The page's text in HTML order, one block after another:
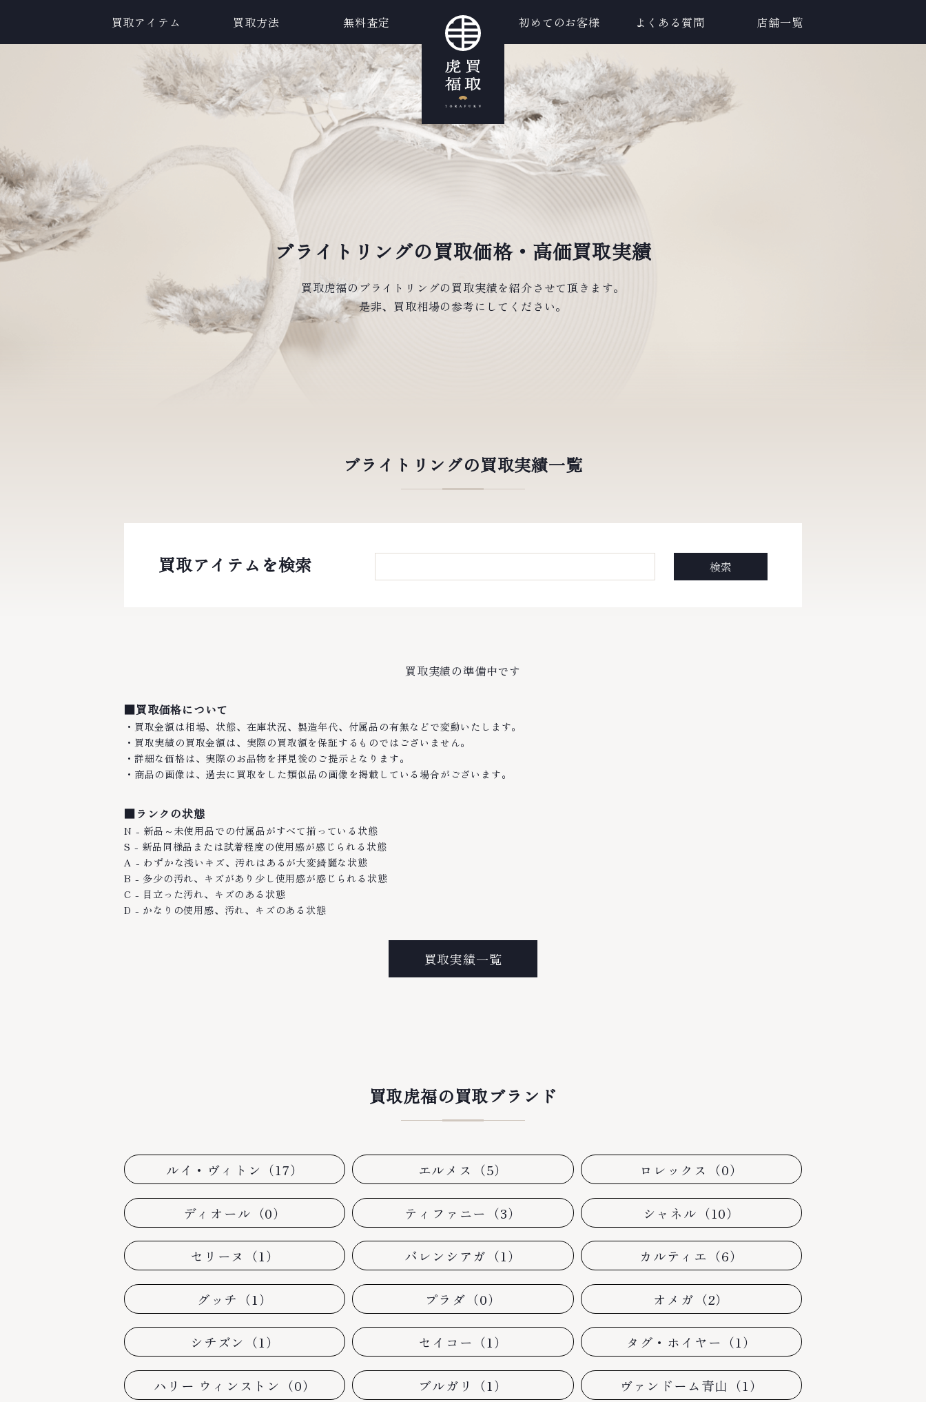
買取アイテム 買取方法 無料査定 初めてのお客様 よくある質問 店舗一覧
ブライトリングの買取価格・高価買取実績
買取虎福のブライトリングの買取実績を紹介させて頂きます。
是非、買取相場の参考にしてください。
ブライトリングの買取実績一覧
買取アイテムを検索
買取実績の準備中です
■買取価格について
・買取金額は相場、状態、在庫状況、製造年代、付属品の有無などで変動いたします。
・買取実績の買取金額は、実際の買取額を保証するものではございません。
・詳細な価格は、実際のお品物を拝見後のご提示となります。
・商品の画像は、過去に買取をした類似品の画像を掲載している場合がございます。
■ランクの状態
N - 新品～未使用品での付属品がすべて揃っている状態
S - 新品同様品または試着程度の使用感が感じられる状態
A - わずかな浅いキズ、汚れはあるが大変綺麗な状態
B - 多少の汚れ、キズがあり少し使用感が感じられる状態
C - 目立った汚れ、キズのある状態
D - かなりの使用感、汚れ、キズのある状態
買取実績一覧
買取虎福の買取ブランド
ルイ・ヴィトン（17） エルメス（5） ロレックス（0）
ディオール（0） ティファニー（3） シャネル（10）
セリーヌ（1） バレンシアガ（1） カルティエ（6）
グッチ（1） プラダ（0） オメガ（2）
シチズン（1） セイコー（1） タグ・ホイヤー（1）
ハリー ウィンストン（0） ブルガリ（1） ヴァンドーム青山（1）